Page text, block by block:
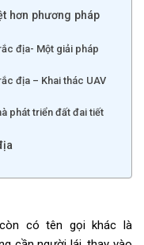
hơn phương pháp
địa- Một giải pháp
địa – Khai thác UAV
phát triển đất đai tiết
còn có tên gọi khác là